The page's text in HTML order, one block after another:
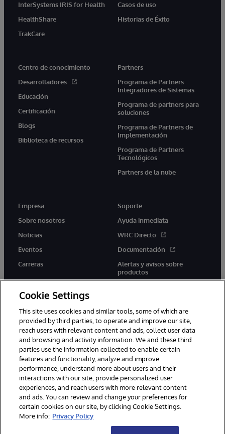
InterSystems IRIS for Health
HealthShare
TrakCare
Casos de uso
Historias de Éxito
Centro de conocimiento
Desarrolladores
Educación
Certificación
Blogs
Biblioteca de recursos
Partners
Programa de Partners
Integradores de Sistemas
Programa de partners para
soluciones
Programa de Partners de
Implementación
Programa de Partners
Tecnológicos
Partners de la nube
Empresa
Sobre nosotros
Noticias
Eventos
Carreras
Soporte
Ayuda inmediata
WRC Directo
Documentación
Alertas y avisos sobre
productos
twitter youtubefacebooklinkedin
1996-2026 InterSystems Corporation, Boston, MA. Todos los
derechos reservados.
Avisos/Términos y condiciones
Declaración de privacidad
Garantía
Accesibilidad
Cookie Settings
This site uses cookies and similar tools, some of which are
provided by third parties, to operate and improve our site,
reach users with relevant content and ads, collect user data
and browsing and activity information. We and these third
parties use the information collected to enable certain
features and functionality, analyze and improve
performance, understand more about users and their
interactions with our site, provide personalized user
experiences, and reach users with more relevant content
and ads. You can review and change your preferences for
certain cookies on our site, by clicking Cookie Settings.
More info: Privacy Policy